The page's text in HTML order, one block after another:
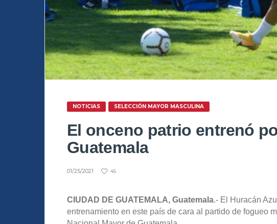
NOTICIAS SELECCIÓN MAYOR MASCULINA
El onceno patrio entrenó
Guatemala
01/25/2021 45
CIUDAD DE GUATEMALA, Guatemala.- El Huracán
entrenamiento en este país de cara al partido de fogueo